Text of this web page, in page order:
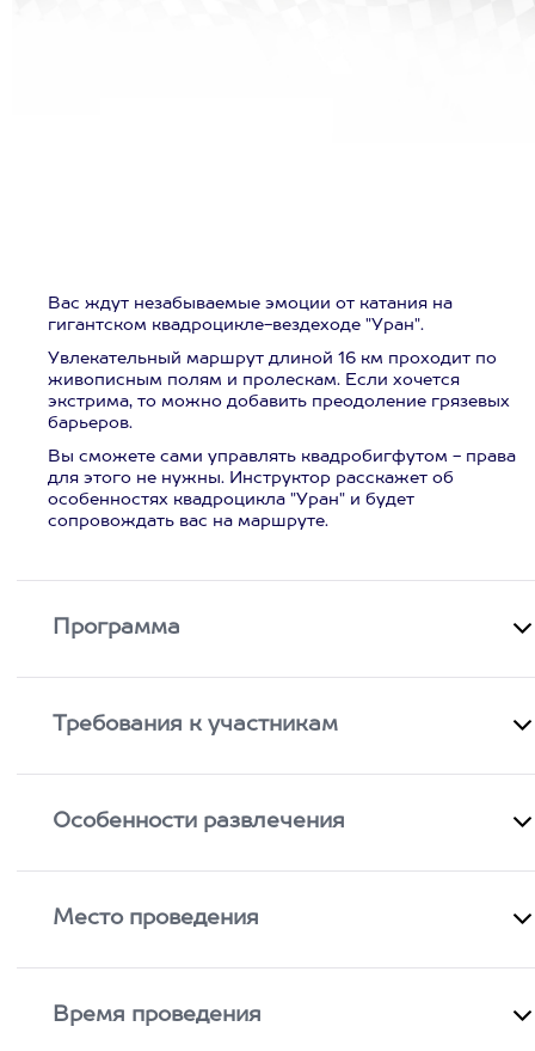
Вас ждут незабываемые эмоции от катания на
гигантском квадроцикле-вездеходе "Уран".
Увлекательный маршрут длиной 16 км проходит по
живописным полям и пролескам. Если хочется
экстрима, то можно добавить преодоление грязевых
барьеров.
Вы сможете сами управлять квадробигфутом - права
для этого не нужны. Инструктор расскажет об
особенностях квадроцикла "Уран" и будет
сопровождать вас на маршруте.
Программа
Требования к участникам
Особенности развлечения
Место проведения
Время проведения